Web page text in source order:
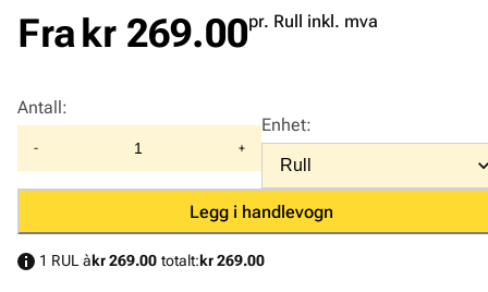
Frakr 269.00pr. Rull inkl. mva
Antall :
- +
Enhet:
Legg i handlevogn
1 RUL àkr 269.00 totalt:kr 269.00